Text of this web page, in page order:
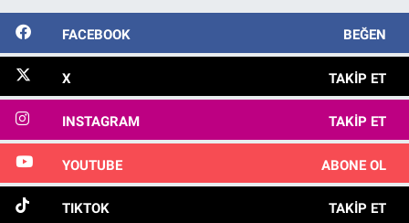
FACEBOOK BEĞEN
X TAKIP ET
INSTAGRAM TAKIP ET
YOUTUBE ABONE OL
TIKTOK TAKIP ET